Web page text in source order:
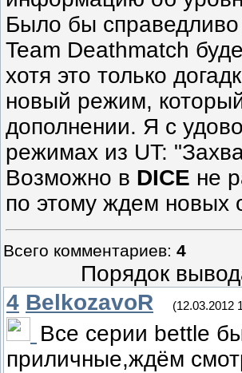
Было бы
Team Deathmatch
хотя это только
новый режим,
дополнении. Я с
режимах из UT:
Возможно в DICE не
по этому ждем новых
Всего комментариев: 4
Порядок
4 BelkozavoR (12.03.2012
Все серии bettle
приличные,ждём